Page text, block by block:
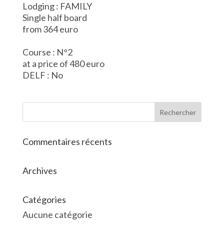
Lodging : FAMILY
Single half board
from 364 euro
Course : N°2
at a price of 480 euro
DELF : No
Commentaires récents
Archives
Catégories
Aucune catégorie